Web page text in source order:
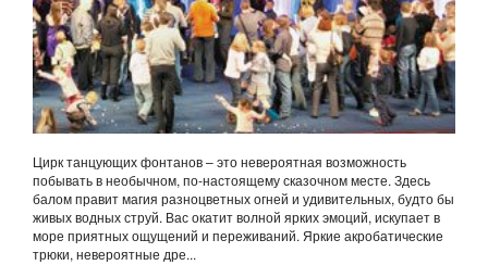
Цирк танцующих фонтанов – это невероятная возможность
побывать в необычном, по-настоящему сказочном месте. Здесь
балом правит магия разноцветных огней и удивительных, будто бы
живых водных струй. Вас окатит волной ярких эмоций, искупает в
море приятных ощущений и переживаний. Яркие акробатические
трюки, невероятные дре...